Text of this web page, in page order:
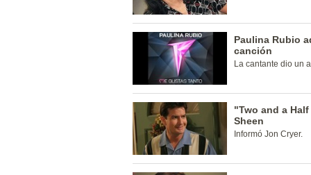
Paulina Rubio
canción
La cantante dio un
"Two and a
Sheen
Informó Jon Cryer.